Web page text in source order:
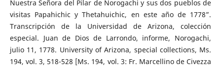
Nuestra Señora del Pilar de Norogachi y sus dos pueblos de
visitas Papahichic y Thetahuichic, en este año de 1778”.
Transcripción de la Universidad de Arizona, colección
especial. Juan de Dios de Larrondo, informe, Norogachi,
julio 11, 1778. University of Arizona, special collections, Ms.
194, vol. 3, 518-528 [Ms. 194, vol. 3: Fr. Marcellino de Civezza